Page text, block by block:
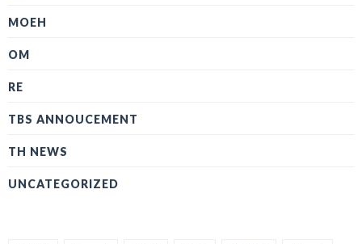
MOEH
OM
RE
TBS ANNOUCEMENT
TH NEWS
UNCATEGORIZED